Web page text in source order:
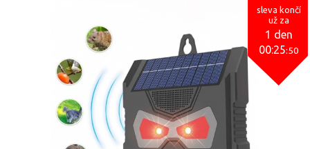
sleva končí
už za
1 den
00:25:49